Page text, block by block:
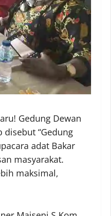
Gedung Dewan
disebut “Gedung
adat Bakar
masyarakat.
maksimal,